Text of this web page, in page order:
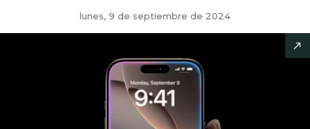
lunes, 9 de septiembre de 2024